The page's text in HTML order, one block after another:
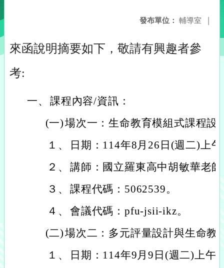
發布單位： 輔導室 |
來函說明摘要如下，敬請有興趣者參
考:
一、 課程內容/資訊：
(一)場次一：生命教育模組式課程設
１、
日期：114年8月26日(週二)上
２、 講師：國立羅東高中胡敏華老
３、 課程代碼：5062539。
４、 會議代碼：pfu-jsii-ikz。
(二)場次二：多元評量設計與生命教
１、
日期：114年9月9日(週二)上午